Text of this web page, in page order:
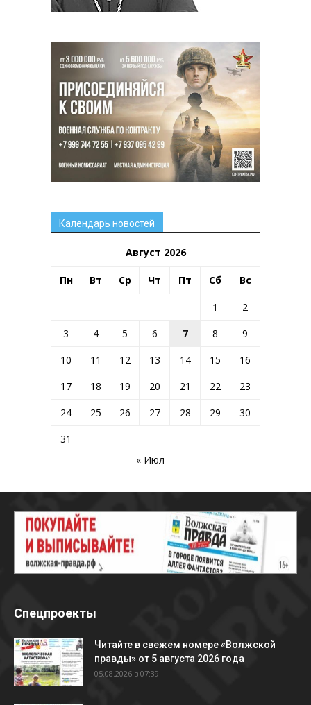
Календарь новостей
Август 2026
Пн Вт Ср Чт Пт Сб Вс
1
2
3
4 5 6 7 8
9
10
11 12 13 14 15
16
17
18 19 20 21 22
23
24
25 26 27 28 29
30
31
« Июл
Спецпроекты
Читайте в свежем номере «Волжской
правды» от 5 августа 2026 года
05.08.2026 в 07:39